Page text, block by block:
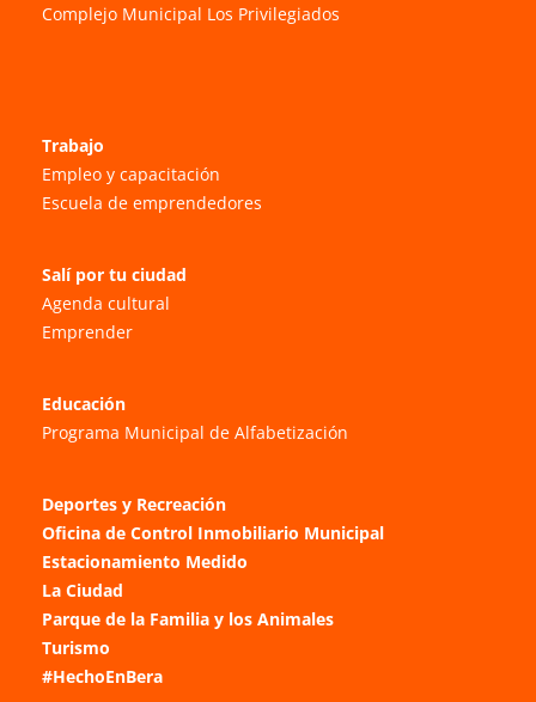
Complejo Municipal Los Privilegiados
Trabajo
Empleo y capacitación
Escuela de emprendedores
Salí por tu ciudad
Agenda cultural
Emprender
Educación
Programa Municipal de Alfabetización
Deportes y Recreación
Oficina de Control Inmobiliario Municipal
Estacionamiento Medido
La Ciudad
Parque de la Familia y los Animales
Turismo
#HechoEnBera